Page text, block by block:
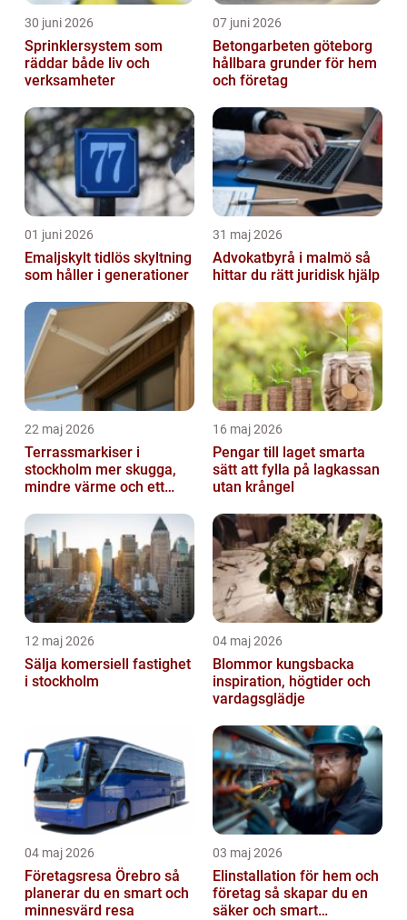
30 juni 2026
Sprinklersystem som
räddar både liv och
verksamheter
07 juni 2026
Betongarbeten göteborg
hållbara grunder för hem
och företag
01 juni 2026
Emaljskylt tidlös skyltning
som håller i generationer
31 maj 2026
Advokatbyrå i malmö så
hittar du rätt juridisk hjälp
22 maj 2026
Terrassmarkiser i
stockholm mer skugga,
mindre värme och ett
16 maj 2026
Pengar till laget smarta
sätt att fylla på lagkassan
utan krångel
12 maj 2026
Sälja komersiell fastighet
i stockholm
04 maj 2026
Blommor kungsbacka
inspiration, högtider och
vardagsglädje
04 maj 2026
Företagsresa Örebro så
planerar du en smart och
minnesvärd resa
03 maj 2026
Elinstallation för hem och
företag så skapar du en
säker och smart